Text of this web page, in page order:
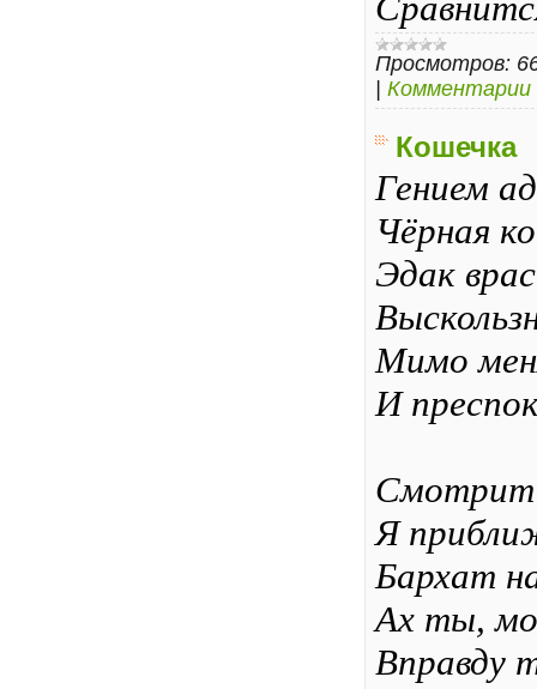
Просмотров:
| Комментарии
Кошечка
Гением
Чёрная
Эдак
Мимо
И
Смотрит,
Я
Бархат
Ах ты,
Вправду